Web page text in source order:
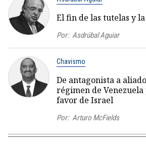
El fin de las tutelas y
Por: Asdrúbal Aguiar
Chavismo
De antagonista a
régimen de
favor de Israel
Por: Arturo McFields